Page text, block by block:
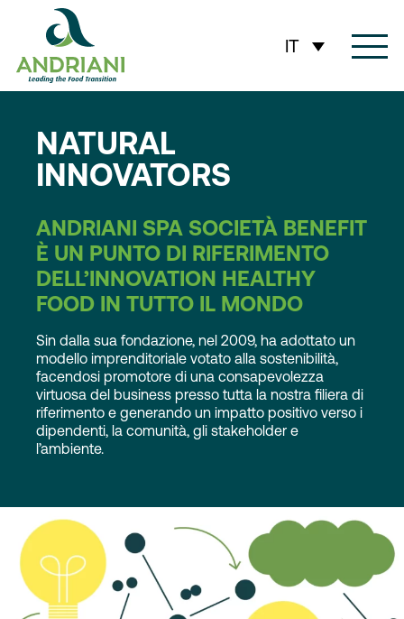
IT
NATURAL
INNOVATORS
ANDRIANI SPA SOCIETÀ BENEFIT
È UN PUNTO DI RIFERIMENTO
DELL’INNOVATION HEALTHY
FOOD IN TUTTO IL MONDO
Sin dalla sua fondazione, nel 2009, ha adottato un
modello imprenditoriale votato alla sostenibilità,
facendosi promotore di una consapevolezza
virtuosa del business presso tutta la nostra filiera di
riferimento e generando un impatto positivo verso i
dipendenti, la comunità, gli stakeholder e
l’ambiente.